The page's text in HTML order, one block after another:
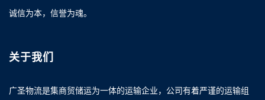
诚信为本，信誉为魂。
关于我们
广圣物流是集商贸储运为一体的运输企业，公司有着严谨的运输组